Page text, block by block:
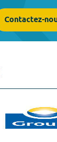
Contactez-